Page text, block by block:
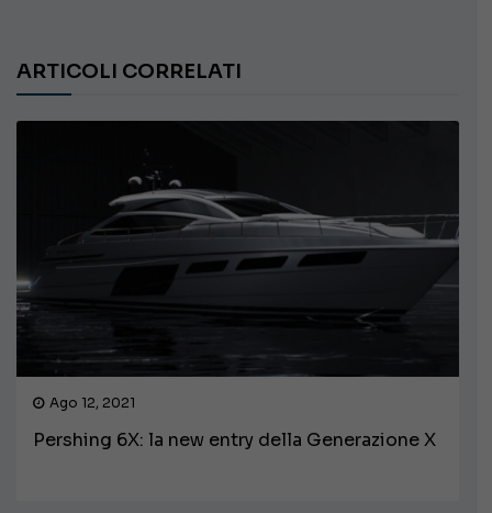
ARTICOLI CORRELATI
Ago 12, 2021
Pershing 6X: la new entry della Generazione X